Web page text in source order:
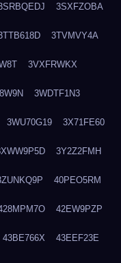
3SXFZOBA
3TVMVY4A
3VXFRWKX
3WDTF1N3
3WU70G19 3X71FE60
3Y2Z2FMH
40PEO5RM
42EW9PZP
43BE766X 43EEF23E